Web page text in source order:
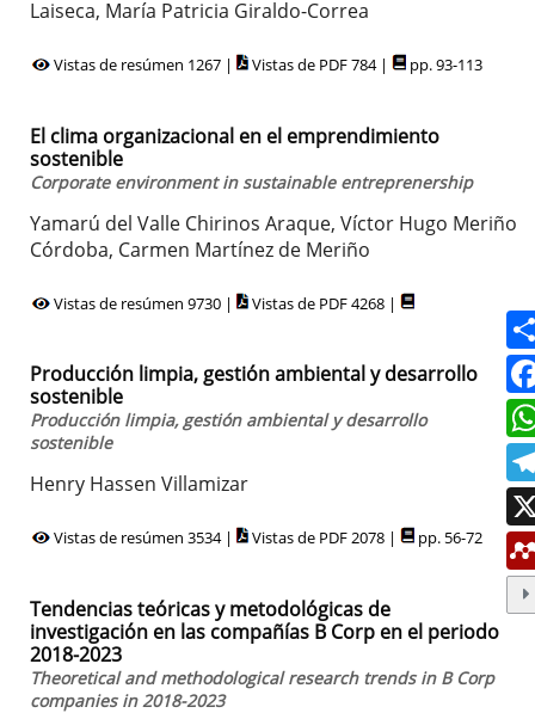
Laiseca, María Patricia Giraldo-Correa
Vistas de resúmen 1267 | Vistas de PDF 784 | pp. 93-113
El clima organizacional en el emprendimiento
sostenible
Corporate environment in sustainable entreprenership
Yamarú del Valle Chirinos Araque, Víctor Hugo Meriño
Córdoba, Carmen Martínez de Meriño
Vistas de resúmen 9730 | Vistas de PDF 4268 |
Producción limpia, gestión ambiental y desarrollo
sostenible
Producción limpia, gestión ambiental y desarrollo
sostenible
Henry Hassen Villamizar
Vistas de resúmen 3534 | Vistas de PDF 2078 | pp. 56-72
Tendencias teóricas y metodológicas de
investigación en las compañías B Corp en el periodo
2018-2023
Theoretical and methodological research trends in B Corp
companies in 2018-2023